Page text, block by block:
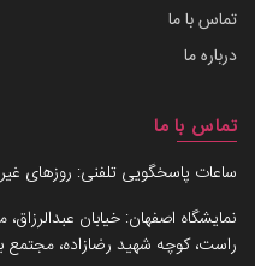
تماس با ما
درباره ما
تماس با ما
ساعات پاسخگویی تلفنی: روزهای غیر
نمایشگاه اصفهان: خیابان
راست، کوچه شهید رضازاده، مجتمع